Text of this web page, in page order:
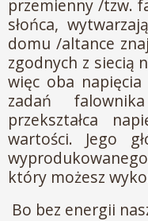
przemienny /tzw.
słońca,
domu /altance
zgodnych z siecią
więc oba
zadań
przekształca
wartości. Jego
który możesz
Bo bez energii